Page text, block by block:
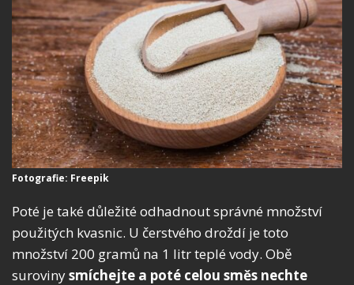
Fotografie: Freepik
Poté je také důležité odhadnout správné množství
použitých kvasnic. U čerstvého droždí je toto
množství 200 gramů na 1 litr teplé vody. Obě
surovinysmíchejte a poté celou směs nechte